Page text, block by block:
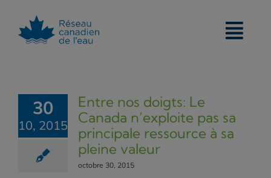
content
30
10, 2015
Entre nos doigts: Le
Canada n’exploite pas sa
principale ressource à sa
pleine valeur
octobre 30, 2015